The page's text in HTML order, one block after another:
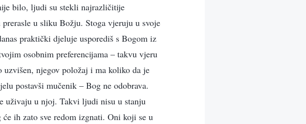
bilo, ljudi su stekli najrazličitije
u sliku Božju. Stoga vjeruju u svoje
praktički djeluje usporediš s Bogom iz
osobnim preferencijama – takvu vjeru
njegov položaj i ma koliko da je
postavši mučenik – Bog ne odobrava.
uživaju u njoj. Takvi ljudi nisu u stanju
ih zato sve redom izgnati. Oni koji se u